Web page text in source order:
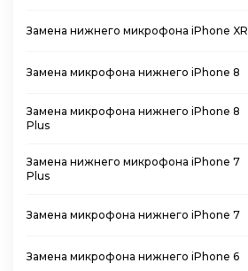
Замена нижнего микрофона iPhone XR
Замена микрофона нижнего iPhone 8
Замена микрофона нижнего iPhone 8
Plus
Замена нижнего микрофона iPhone 7
Plus
Замена микрофона нижнего iPhone 7
Замена микрофона нижнего iPhone 6